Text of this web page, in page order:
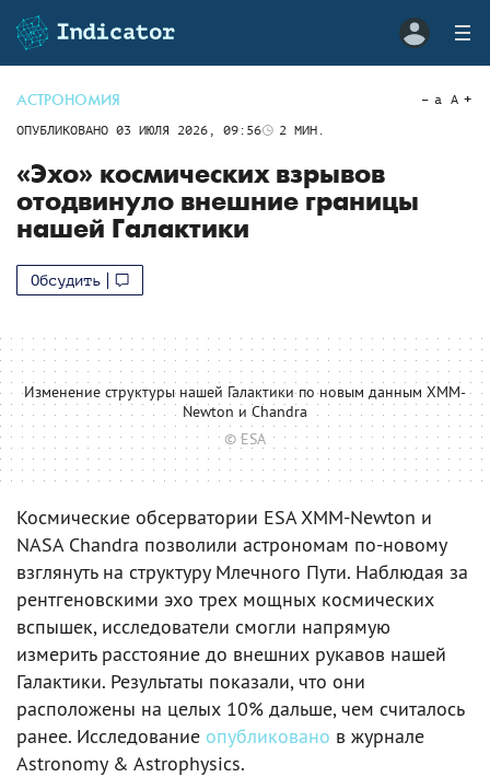
АСТРОНОМИЯ
ОПУБЛИКОВАНО 03 ИЮЛЯ 2026, 09:56 2 МИН.
a A
«Эхо» космических взрывов
отодвинуло внешние границы
нашей Галактики
Обсудить
Изменение структуры нашей Галактики по новым данным XMM-
Newton и Chandra
© ESA
Космические обсерватории ESA XMM-Newton и
NASA Chandra позволили астрономам по-новому
взглянуть на структуру Млечного Пути. Наблюдая за
рентгеновскими эхо трех мощных космических
вспышек, исследователи смогли напрямую
измерить расстояние до внешних рукавов нашей
Галактики. Результаты показали, что они
расположены на целых 10% дальше, чем считалось
ранее. Исследование опубликовано в журнале
Astronomy & Astrophysics.